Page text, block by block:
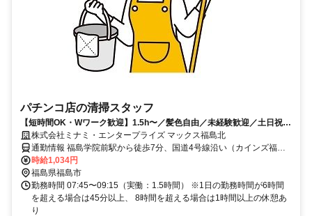
パチンコ店の清掃スタッフ
【短時間OK・Wワーク歓迎】1.5h〜／髪色自由／未経験歓迎／土日祝は
時給＋100円
株式会社ミナミ・エンタープライズ マックス福島北
通勤情報 福島学院前駅から徒歩7分、国道4号線沿い（カインズ福島
鎌田店様近郊）
時給1,034円
福島県福島市
勤務時間 07:45〜09:15（実働：1.5時間） ※1日の勤務時間が6時間
を超える場合は45分以上、 8時間を超える場合は1時間以上の休憩あ
り